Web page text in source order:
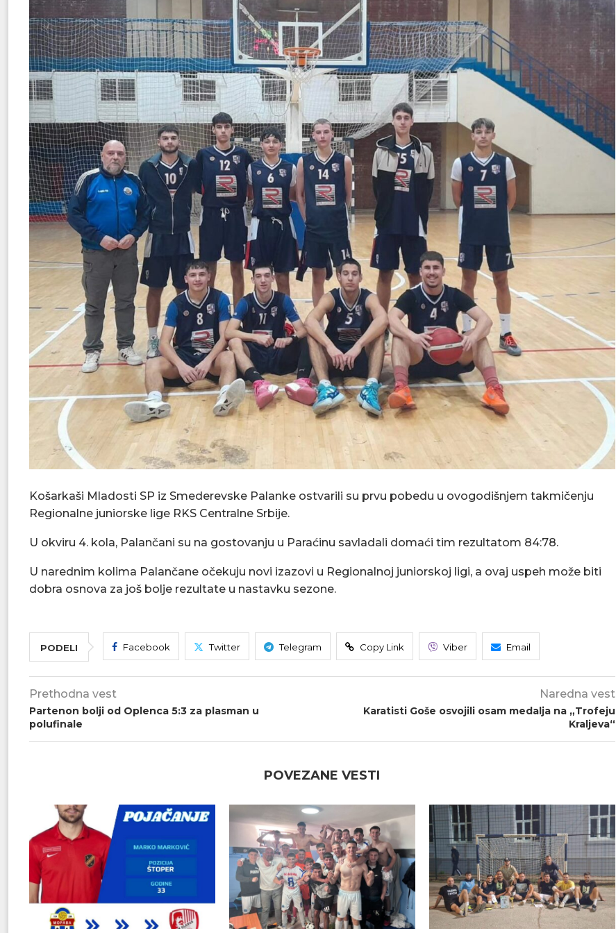
Košarkaši Mladosti SP iz Smederevske Palanke ostvarili su prvu pobedu u ovogodišnjem takmičenju
Regionalne juniorske lige RKS Centralne Srbije.
U okviru 4. kola, Palančani su na gostovanju u Paraćinu savladali domaći tim rezultatom 84:78.
U narednim kolima Palančane očekuju novi izazovi u Regionalnoj juniorskoj ligi, a ovaj uspeh može biti
dobra osnova za još bolje rezultate u nastavku sezone.
PODELI Facebook Twitter Telegram Copy Link Viber Email
Prethodna vest
Partenon bolji od Oplenca 5:3 za plasman u
polufinale
Naredna vest
Karatisti Goše osvojili osam medalja na „Trofeju
Kraljeva“
POVEZANE VESTI